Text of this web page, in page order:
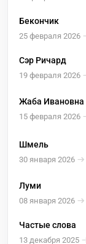
Бекончик
25 февраля 2026
Сэр Ричард
19 февраля 2026
Жаба Ивановна
15 февраля 2026
Шмель
30 января 2026
Луми
08 января 2026
Частые слова
13 декабря 2025